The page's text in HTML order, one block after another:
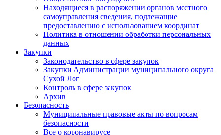
Находящиеся в распоряжении органов местного
самоуправления сведения, подлежащие
предоставлению с использованием координат
Политика в отношении обработки персональных
данных
Закупки
Законодательство в сфере закупок
Закупки Администрации муниципального округа
Сухой Лог
Контроль в сфере закупок
Архив
Безопасность
Муниципальные правовые акты по вопросам
безопасности
Все о коронавирусе